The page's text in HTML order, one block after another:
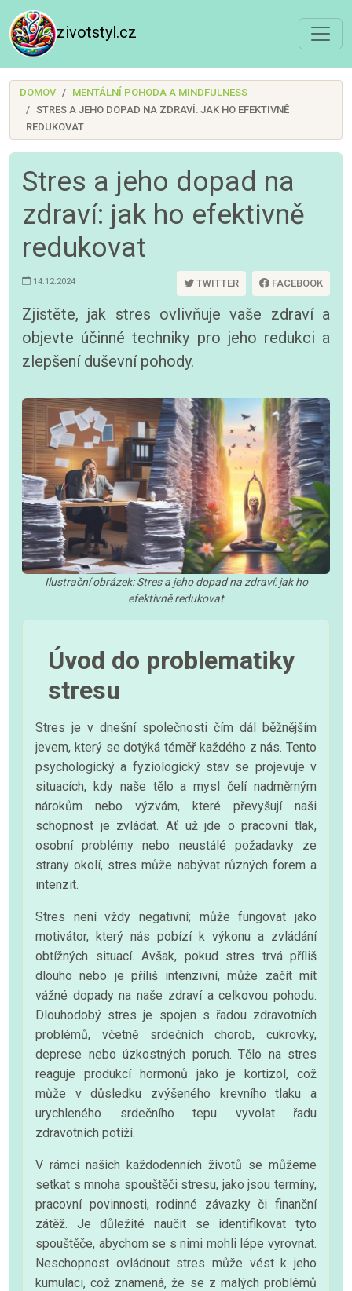
zivotstyl.cz
DOMOV
MENTÁLNÍ POHODA A MINDFULNESS
STRES A JEHO DOPAD NA ZDRAVÍ: JAK HO EFEKTIVNĚ
REDUKOVAT
Stres a jeho dopad na
zdraví: jak ho efektivně
redukovat
14.12.2024 TWITTER FACEBOOK
Zjistěte, jak stres ovlivňuje vaše zdraví a
objevte účinné techniky pro jeho redukci a
zlepšení duševní pohody.
Ilustrační obrázek: Stres a jeho dopad na zdraví: jak ho
efektivně redukovat
Úvod do problematiky
stresu
Stres je v dnešní společnosti čím dál běžnějším
jevem, který se dotýká téměř každého z nás. Tento
psychologický a fyziologický stav se projevuje v
situacích, kdy naše tělo a mysl čelí nadměrným
nárokům nebo výzvám, které převyšují naši
schopnost je zvládat. Ať už jde o pracovní tlak,
osobní problémy nebo neustálé požadavky ze
strany okolí, stres může nabývat různých forem a
intenzit.
Stres není vždy negativní; může fungovat jako
motivátor, který nás pobízí k výkonu a zvládání
obtížných situací. Avšak, pokud stres trvá příliš
dlouho nebo je příliš intenzivní, může začít mít
vážné dopady na naše zdraví a celkovou pohodu.
Dlouhodobý stres je spojen s řadou zdravotních
problémů, včetně srdečních chorob, cukrovky,
deprese nebo úzkostných poruch. Tělo na stres
reaguje produkcí hormonů jako je kortizol, což
může v důsledku zvýšeného krevního tlaku a
urychleného srdečního tepu vyvolat řadu
zdravotních potíží.
V rámci našich každodenních životů se můžeme
setkat s mnoha spouštěči stresu, jako jsou termíny,
pracovní povinnosti, rodinné závazky či finanční
zátěž. Je důležité naučit se identifikovat tyto
spouštěče, abychom se s nimi mohli lépe vyrovnat.
Neschopnost ovládnout stres může vést k jeho
kumulaci, což znamená, že se z malých problémů